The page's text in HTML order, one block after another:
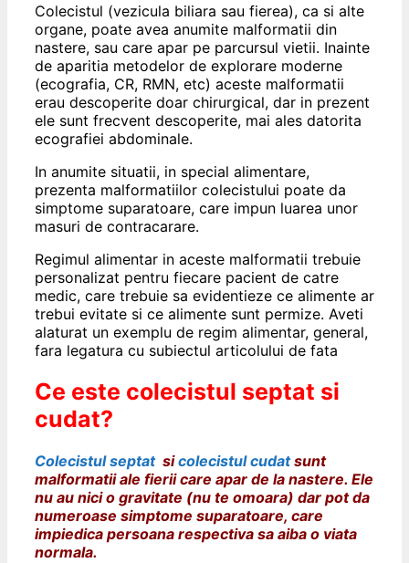
Colecistul (vezicula biliara sau fierea), ca si alte
organe, poate avea anumite malformatii din
nastere, sau care apar pe parcursul vietii. Inainte
de aparitia metodelor de explorare moderne
(ecografia, CR, RMN, etc) aceste malformatii
erau descoperite doar chirurgical, dar in prezent
ele sunt frecvent descoperite, mai ales datorita
ecografiei abdominale.
In anumite situatii, in special alimentare,
prezenta malformatiilor colecistului poate da
simptome suparatoare, care impun luarea unor
masuri de contracarare.
Regimul alimentar in aceste malformatii trebuie
personalizat pentru fiecare pacient de catre
medic, care trebuie sa evidentieze ce alimente ar
trebui evitate si ce alimente sunt permize. Aveti
alaturat un exemplu de regim alimentar, general,
fara legatura cu subiectul articolului de fata
Ce este colecistul septat si
cudat?
Colecistul septatsicolecistul cudatsunt
malformatii ale fierii care apar de la nastere. Ele
nu au nici o gravitate (nu te omoara) dar pot da
numeroase simptome suparatoare, care
impiedica persoana respectiva sa aiba o viata
normala.